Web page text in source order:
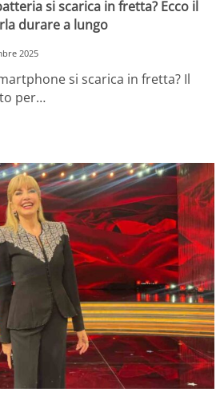
si scarica in fretta? Ecco il
durare a lungo
2025
si scarica in fretta? Il
per…